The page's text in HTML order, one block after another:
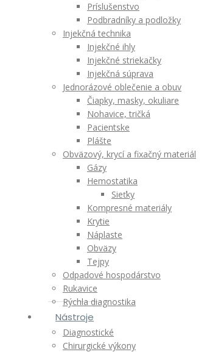
Príslušenstvo
Podbradníky a podložky
Injekčná technika
Injekčné ihly
Injekčné striekačky
Injekčná súprava
Jednorázové oblečenie a obuv
Čiapky, masky, okuliare
Nohavice, tričká
Pacientske
Plášte
Obväzový, krycí a fixačný materiál
Gázy
Hemostatika
Sieťky
Kompresné materiály
Krytie
Náplaste
Obväzy
Tejpy
Odpadové hospodárstvo
Rukavice
Rýchla diagnostika
Nástroje
Diagnostické
Chirurgické výkony